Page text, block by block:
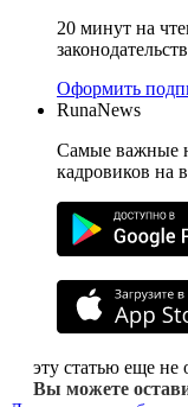
20 минут на
Оформить
RunaNews
Самые важные
кадровиков на
эту статью еще не
Вы можете